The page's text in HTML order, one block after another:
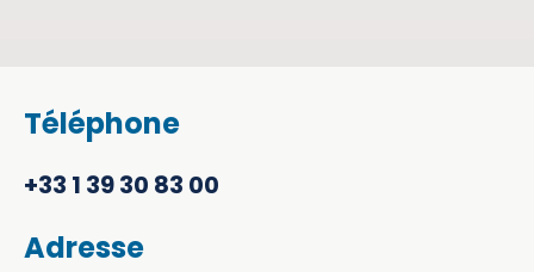
Téléphone
+33 1 39 30 83 00
Adresse